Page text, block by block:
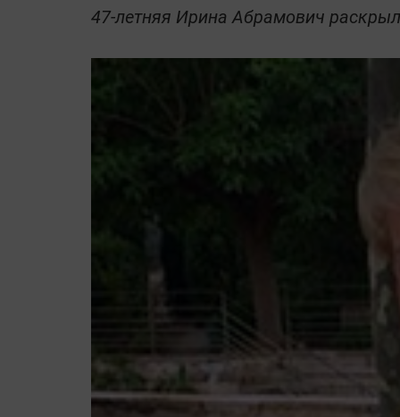
47-летняя Ирина Абрамович